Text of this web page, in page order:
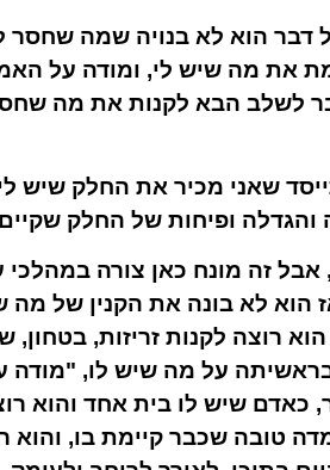
הוא לא בנויה שמה שחסר
את מה שיש לי, ומודה על
לשלב הבא לקנות את מה
שאני מכיר את החלק שיש
והגדלה ופיחות של החלק
זה מונח כאן צורה
הוא לא בונה את הקנין של מה
רוצה לקנות זריזות,
על מה שיש לו, "מודה
שיש לו בית אחד והוא
טובה שכבר קיימת בו, והוא